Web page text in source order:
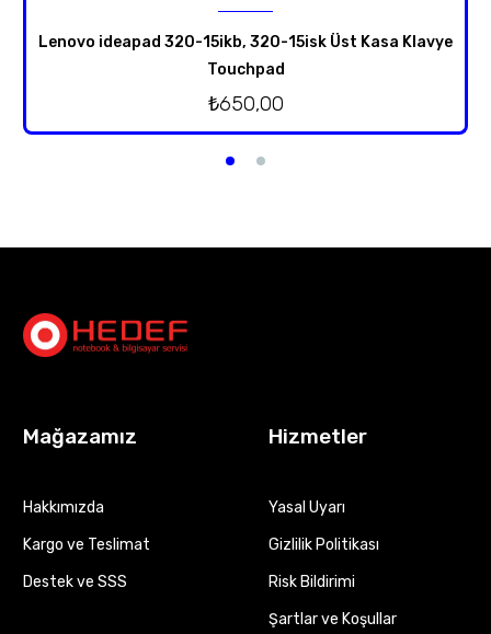
Lenovo ideapad 320-15ikb, 320-15isk Üst Kasa Klavye
Touchpad
₺650,00
Mağazamız
Hakkımızda
Kargo ve Teslimat
Destek ve SSS
Hizmetler
Yasal Uyarı
Gizlilik Politikası
Risk Bildirimi
Şartlar ve Koşullar